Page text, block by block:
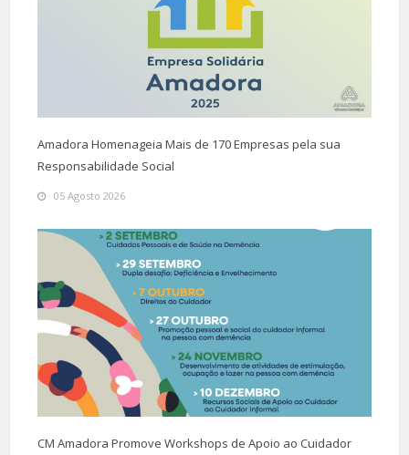
Amadora Homenageia Mais de 170 Empresas pela sua
Responsabilidade Social
05 Agosto 2026
CM Amadora Promove Workshops de Apoio ao Cuidador